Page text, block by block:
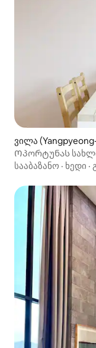
ვილა
Ოპორტუნას
სააბაზანო · ხედი ·